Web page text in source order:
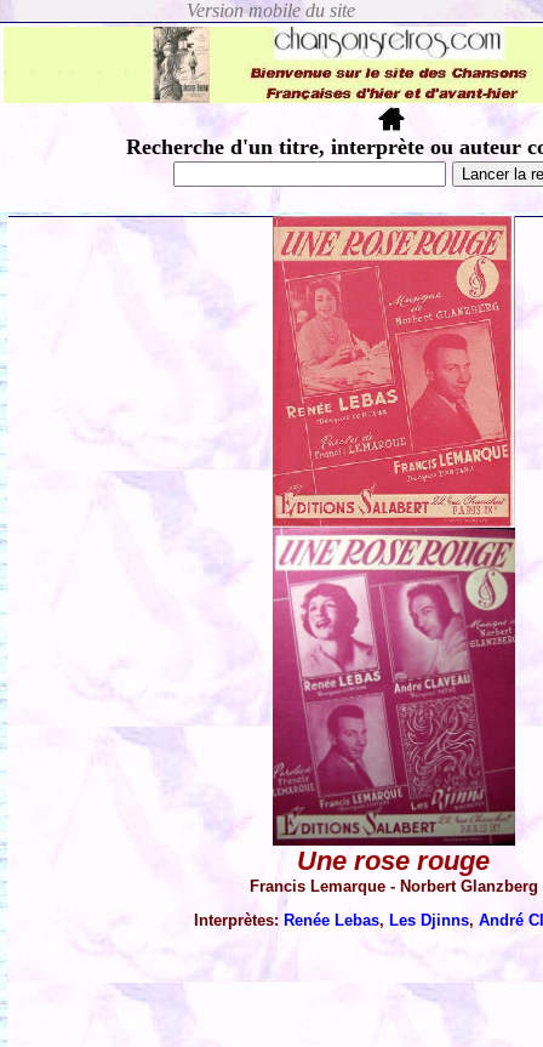
Recherche d'un titre, interprète ou auteur
Une rose rouge
Francis Lemarque - Norbert Glanzberg
Interprètes: Renée Lebas, Les Djinns,André